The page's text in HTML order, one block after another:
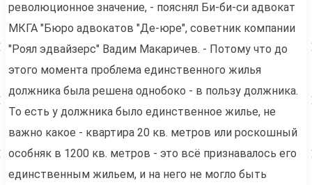
революционное значение, - пояснял Би-би-си адвокат
МКГА "Бюро адвокатов "Де-юре", советник компании
"Роял эдвайзерс" Вадим Макаричев. - Потому что до
этого момента проблема единственного жилья
должника была решена однобоко - в пользу должника.
То есть у должника было единственное жилье, не
важно какое - квартира 20 кв. метров или роскошный
особняк в 1200 кв. метров - это всё признавалось его
единственным жильем, и на него не могло быть